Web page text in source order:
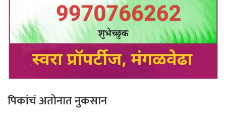
पिकांचं अतोनात नुकसान